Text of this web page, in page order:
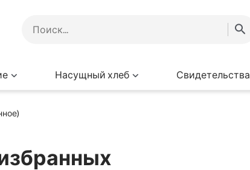
Насущный хлеб Свидетельства